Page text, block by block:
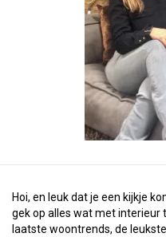
Hoi, en leuk dat je een kijkje
gek op alles wat met interieur
laatste woontrends, de